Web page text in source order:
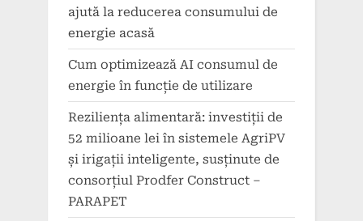
ajută la reducerea consumului de
energie acasă
Cum optimizează AI consumul de
energie în funcție de utilizare
Reziliența alimentară: investiții de
52 milioane lei în sistemele AgriPV
și irigații inteligente, susținute de
consorțiul Prodfer Construct –
PARAPET